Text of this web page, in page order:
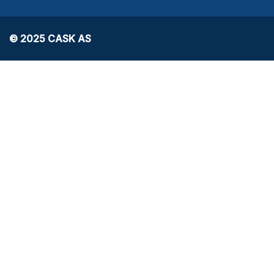
© 2025 CASK AS